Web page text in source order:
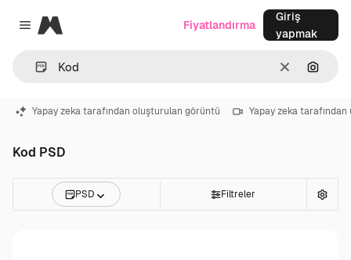
Close menu
Magnific
Temizlemek
Fiyatlandırma
Giriş
yapmak
Yapay zeka tarafından oluşturulan görüntü Yapay zeka
Kod PSD
PSD Filtreler